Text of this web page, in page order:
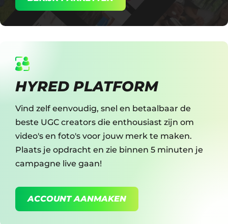
HYRED PLATFORM
Vind zelf eenvoudig, snel en betaalbaar de
beste UGC creators die enthousiast zijn om
video's en foto's voor jouw merk te maken.
Plaats je opdracht en zie binnen 5 minuten je
campagne live gaan!
ACCOUNT AANMAKEN